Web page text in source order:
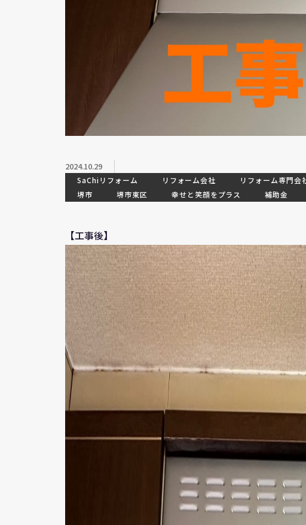
2024.10.29
SaChiリフォーム リフォーム会社 リフォーム専門会
堺市
堺市東区 幸せと笑顔をプラス 補助金
【工事後】